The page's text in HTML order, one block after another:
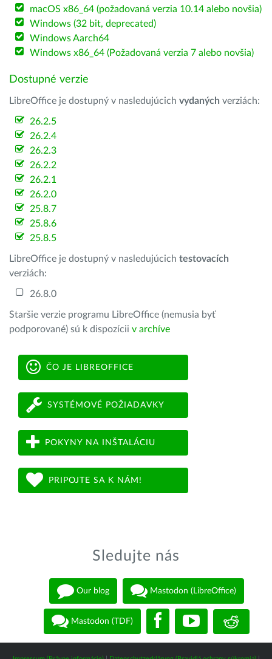
macOS x86_64 (požadovaná verzia 10.14 alebo novšia)
Windows (32 bit, deprecated)
Windows Aarch64
Windows x86_64 (Požadovaná verzia 7 alebo novšia)
Dostupné verzie
LibreOffice je dostupný v nasledujúcich vydaných verziách:
26.2.5
26.2.4
26.2.3
26.2.2
26.2.1
26.2.0
25.8.7
25.8.6
25.8.5
LibreOffice je dostupný v nasledujúcich testovacích
verziách:
26.8.0
Staršie verzie programu LibreOffice (nemusia byť
podporované) sú k dispozícii v archíve
ČO JE LIBREOFFICE
SYSTÉMOVÉ POŽIADAVKY
POKYNY NA INŠTALÁCIU
PRIPOJTE SA K NÁM!
Sledujte nás
Our blog Mastodon (LibreOffice)
Mastodon (TDF)